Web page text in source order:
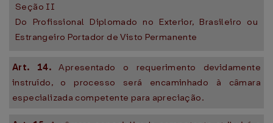
Seção II
Do Profissional Diplomado no Exterior, Brasileiro ou
Estrangeiro Portador de Visto Permanente
Art. 14.Apresentado o requerimento devidamente
instruído, o processo será encaminhado à câmara
especializada competente para apreciação.